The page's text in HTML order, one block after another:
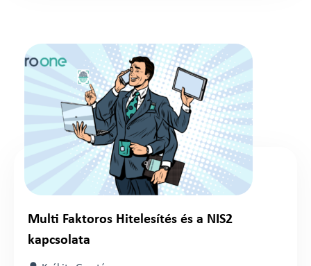
Multi Faktoros Hitelesítés és a NIS2
kapcsolata